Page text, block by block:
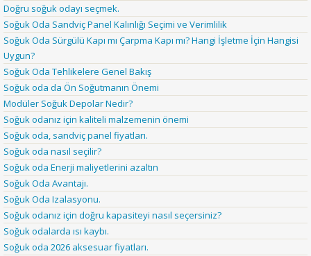
Doğru soğuk odayı seçmek.
Soğuk Oda Sandviç Panel Kalınlığı Seçimi ve Verimlilik
Soğuk Oda Sürgülü Kapı mı Çarpma Kapı mı? Hangi İşletme İçin Hangisi
Uygun?
Soğuk Oda Tehlikelere Genel Bakış
Soğuk oda da Ön Soğutmanın Önemi
Modüler Soğuk Depolar Nedir?
Soğuk odanız için kaliteli malzemenin önemi
Soğuk oda, sandviç panel fiyatları.
Soğuk oda nasıl seçilir?
Soğuk oda Enerji maliyetlerini azaltın
Soğuk Oda Avantajı.
Soğuk Oda Izalasyonu.
Soğuk odanız için doğru kapasiteyi nasıl seçersiniz?
Soğuk odalarda ısı kaybı.
Soğuk oda 2026 aksesuar fiyatları.